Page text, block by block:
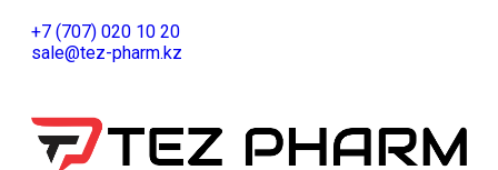
+7 (707) 020 10 20
sale@tez-pharm.kz